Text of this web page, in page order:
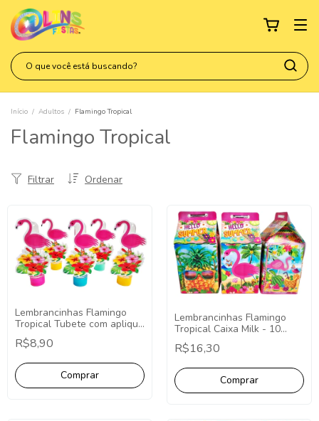
Início / Adultos / Flamingo Tropical
Flamingo Tropical
Ordenar
Filtrar
Lembrancinhas Flamingo
Tropical Tubete com aplique
13cm - 5 unidades
R$8,90
Lembrancinhas Flamingo
Tropical Caixa Milk - 10
Unidades.
R$16,30